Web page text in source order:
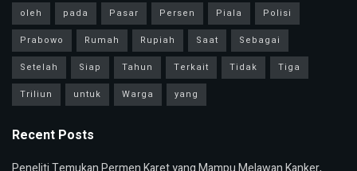
oleh
pada Pasar Persen Piala
Polisi
Prabowo
Rumah Rupiah Saat
Sebagai
Setelah
Siap Tahun Terkait Tidak
Tiga
Triliun
untuk Warga yang
Recent Posts